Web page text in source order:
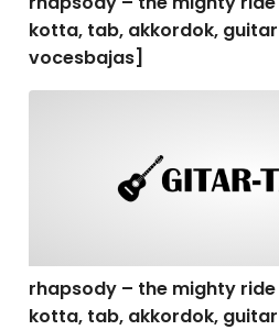
kotta, tab, akkordok,
vocesbajas]
rhapsody – the mighty
kotta, tab, akkordok,